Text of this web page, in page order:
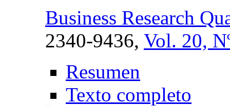
Business Research
2340-9436, Vol. 20,
Resumen
Texto completo